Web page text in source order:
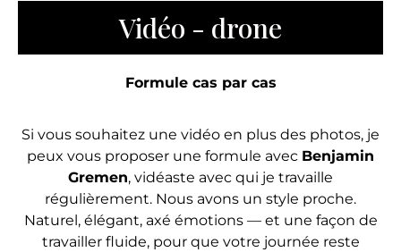
Vidéo - drone
Formule cas par cas
Si vous souhaitez une vidéo en plus des photos, je
peux vous proposer une formule avec Benjamin
Gremen, vidéaste avec qui je travaille
régulièrement. Nous avons un style proche.
Naturel, élégant, axé émotions — et une façon de
travailler fluide, pour que votre journée reste